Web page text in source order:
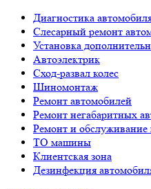
Диагностика
Слесарный ремонт
Установка
Автоэлектрик
Сход-развал колес
Шиномонтаж
Ремонт автомобилей
Ремонт негабаритных
Ремонт и обслуживание
ТО машины
Клиентская зона
Дезинфекция